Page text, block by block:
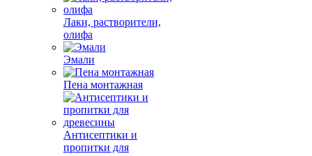
Лаки, растворители,
олифа
Эмали
Пена монтажная
Антисептики и
пропитки для